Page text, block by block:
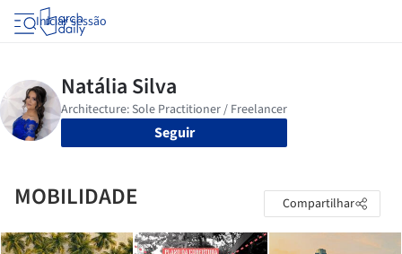
Iniciar sessão
Seguir
MOBILIDADE Compartilhar